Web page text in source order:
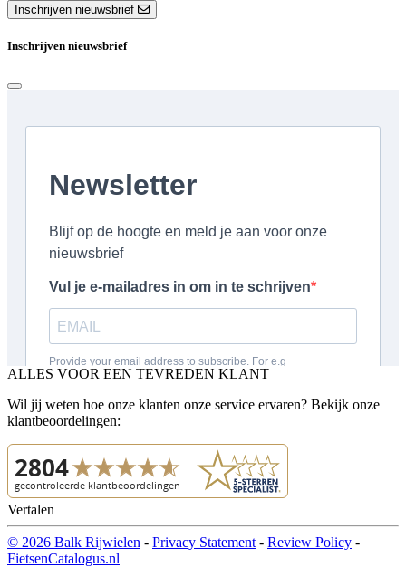
Inschrijven nieuwsbrief
Inschrijven nieuwsbrief
ALLES VOOR EEN TEVREDEN KLANT
Wil jij weten hoe onze klanten onze service ervaren? Bekijk onze
klantbeoordelingen:
Vertalen
© 2026 Balk Rijwielen - Privacy Statement - Review Policy -
FietsenCatalogus.nl